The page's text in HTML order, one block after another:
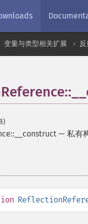
变量与类型相关扩展
— 私有